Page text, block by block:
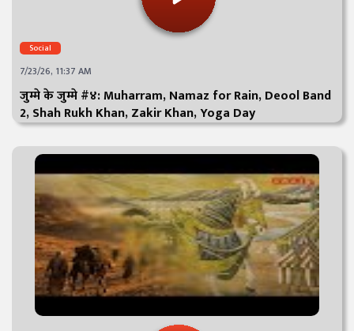
Social
7/23/26, 11:37 AM
जुम्मे के जुम्मे #४: Muharram, Namaz for Rain, Deool Band
2, Shah Rukh Khan, Zakir Khan, Yoga Day